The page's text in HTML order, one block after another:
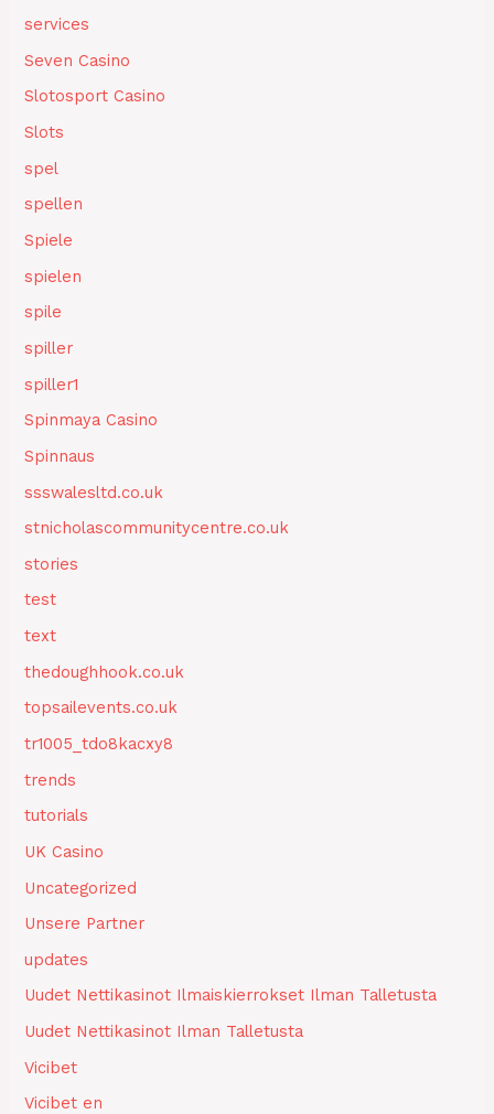
services
Seven Casino
Slotosport Casino
Slots
spel
spellen
Spiele
spielen
spile
spiller
spiller1
Spinmaya Casino
Spinnaus
ssswalesltd.co.uk
stnicholascommunitycentre.co.uk
stories
test
text
thedoughhook.co.uk
topsailevents.co.uk
tr1005_tdo8kacxy8
trends
tutorials
UK Casino
Uncategorized
Unsere Partner
updates
Uudet Nettikasinot Ilmaiskierrokset Ilman Talletusta
Uudet Nettikasinot Ilman Talletusta
Vicibet
Vicibet en